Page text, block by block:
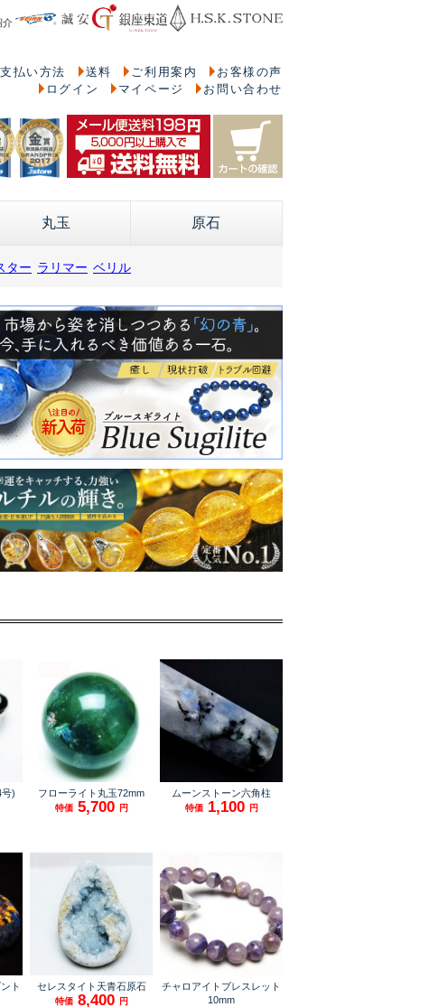
介
支払い方法 送料 ご利用案内
お客様の声
ログイン
マイページ お問い合わせ
丸玉 原石
ター ラリマー ベリル